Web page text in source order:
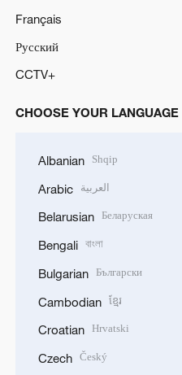
Français
Русский
CCTV+
CHOOSE YOUR LANGUAGE
Albanian Shqip
Arabic العربية
Belarusian Беларуская
Bengali বাংলা
Bulgarian Български
Cambodian ខ្មែរ
Croatian Hrvatski
Czech Český